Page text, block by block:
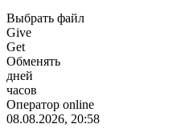
Выбрать файл
Give
Get
Обменять
дней
часов
Оператор online
08.08.2026, 20:58